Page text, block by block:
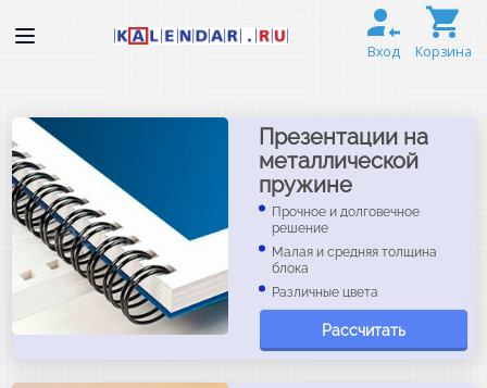
Вход Корзина
Презентации на
металлической
пружине
Прочное и долговечное
решение
Малая и средняя толщина
блока
Различные цвета
Рассчитать